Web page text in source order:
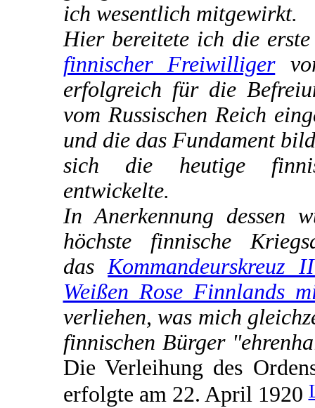
ich wesentlich mitgewirkt.
Hier bereitete ich die
finnischer Freiwilliger
erfolgreich für die
vom Russischen Reich
und die das Fundament
sich die heutige
entwickelte.
In Anerkennung dessen
höchste finnische
das Kommandeurskreuz
Weißen Rose Finnlands
verliehen, was mich
finnischen Bürger
Die Verleihung des
erfolgte am 22. April 1920